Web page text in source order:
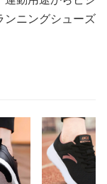
ンニングシューズ